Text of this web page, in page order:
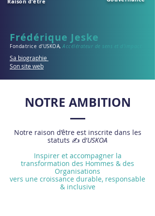
Frédérique Jeske
​Fondatrice d'USKOA,Accélérateur de sens et d'impact
Sa biographie
Son site web
NOTRE AMBITION
Notre raison d’être est inscrite dans les
statuts ✍️ d’USKOA
Inspirer et accompagner la
transformation des Hommes & des
Organisations
vers une croissance durable, responsable
& inclusive